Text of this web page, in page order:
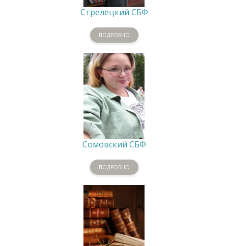
Стрелецкий СБФ
ПОДРОБНО
Сомовский СБФ
ПОДРОБНО